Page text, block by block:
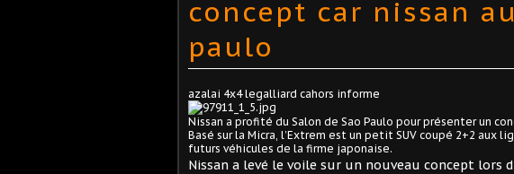
concept car nissan
paulo
azalai 4x4 legalliard cahors informe
Nissan a profité du Salon de Sao Paulo pour présenter un
Basé sur la Micra, l’Extrem est un petit SUV coupé 2+2 aux
futurs véhicules de la firme japonaise.
Nissan a levé le voile sur un nouveau concept lors